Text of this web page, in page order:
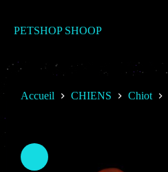
contenu
PETSHOP SHOOP
Accueil CHIENS Chiot